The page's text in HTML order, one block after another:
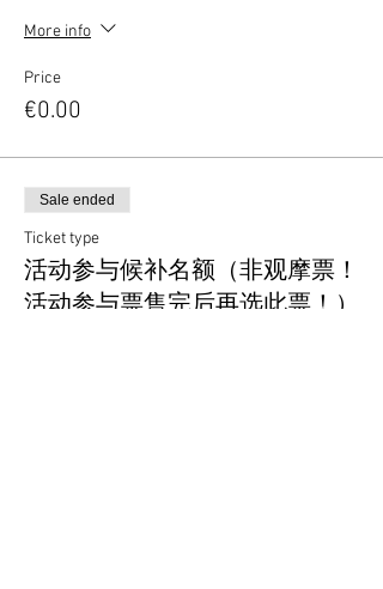
More info
Price
€0.00
Sale ended
Ticket type
活动参与候补名额（非观摩票！
活动参与票售完后再选此票！）